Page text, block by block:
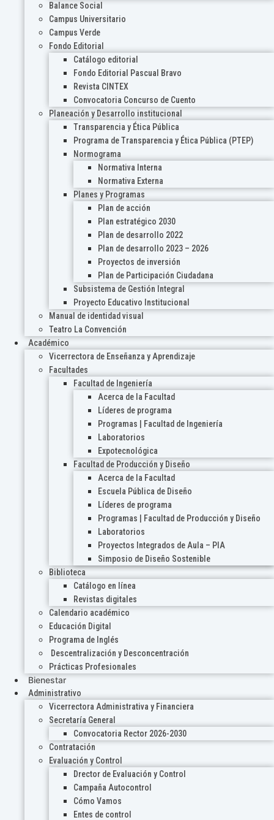
Balance Social
Campus Universitario
Campus Verde
Fondo Editorial
Catálogo editorial
Fondo Editorial Pascual Bravo
Revista CINTEX
Convocatoria Concurso de Cuento
Planeación y Desarrollo institucional
Transparencia y Ética Pública
Programa de Transparencia y Ética Pública (PTEP)
Normograma
Normativa Interna
Normativa Externa
Planes y Programas
Plan de acción
Plan estratégico 2030
Plan de desarrollo 2022
Plan de desarrollo 2023 – 2026
Proyectos de inversión
Plan de Participación Ciudadana
Subsistema de Gestión Integral
Proyecto Educativo Institucional
Manual de identidad visual
Teatro La Convención
Académico
Vicerrectora de Enseñanza y Aprendizaje
Facultades
Facultad de Ingeniería
Acerca de la Facultad
Líderes de programa
Programas | Facultad de Ingeniería
Laboratorios
Expotecnológica
Facultad de Producción y Diseño
Acerca de la Facultad
Escuela Pública de Diseño
Líderes de programa
Programas | Facultad de Producción y Diseño
Laboratorios
Proyectos Integrados de Aula – PIA
Simposio de Diseño Sostenible
Biblioteca
Catálogo en línea
Revistas digitales
Calendario académico
Educación Digital
Programa de Inglés
Descentralización y Desconcentración
Prácticas Profesionales
Bienestar
Administrativo
Vicerrectora Administrativa y Financiera
Secretaría General
Convocatoria Rector 2026-2030
Contratación
Evaluación y Control
Drector de Evaluación y Control
Campaña Autocontrol
Cómo Vamos
Entes de control